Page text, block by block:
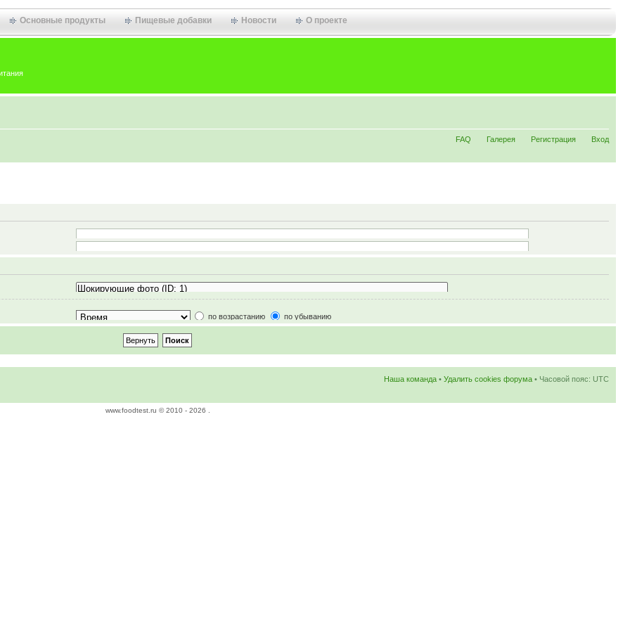
Основные продукты Пищевые добавки Новости О проекте
FAQ Галерея Регистрация Вход
Искать любое слово/поиск с языком запросов
по возрастанию по убыванию
Наша команда • Удалить cookies форума • Часовой пояс: UTC
www.foodtest.ru © 2010 - 2026 .